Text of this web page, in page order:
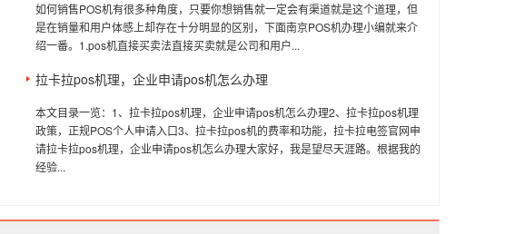
如何销售POS机有很多种角度，只要你想销售就一定会有渠道就是这个道理，但
是在销量和用户体感上却存在十分明显的区别，下面南京POS机办理小编就来介
绍一番。1.pos机直接买卖法直接买卖就是公司和用户...
拉卡拉pos机理，企业申请pos机怎么办理
本文目录一览：1、拉卡拉pos机理，企业申请pos机怎么办理2、拉卡拉pos机理
政策，正规POS个人申请入口3、拉卡拉pos机的费率和功能，拉卡拉电签官网申
请拉卡拉pos机理，企业申请pos机怎么办理大家好，我是望尽天涯路。根据我的
经验...